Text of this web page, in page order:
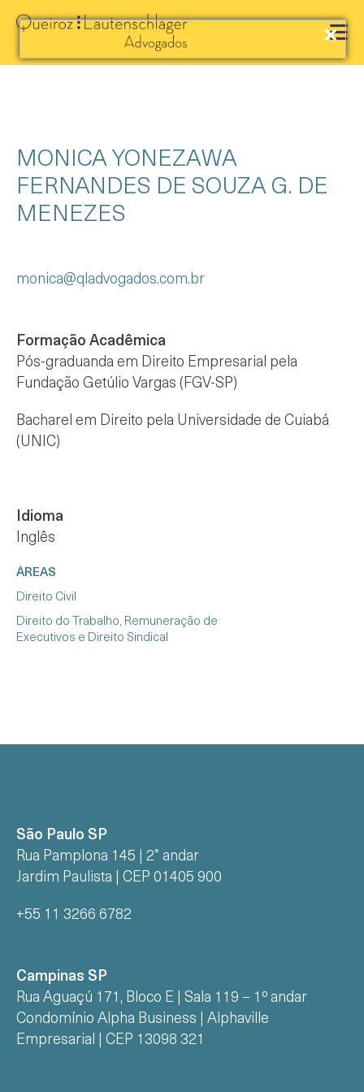
MONICA YONEZAWA
FERNANDES DE SOUZA G. DE
MENEZES
monica@qladvogados.com.br
Formação Acadêmica
Pós-graduanda em Direito Empresarial pela
Fundação Getúlio Vargas (FGV-SP)
Bacharel em Direito pela Universidade de Cuiabá
(UNIC)
Idioma
Inglês
ÁREAS
Direito Civil
Direito do Trabalho, Remuneração de
Executivos e Direito Sindical
São Paulo SP
Rua Pamplona 145 | 2° andar
Jardim Paulista | CEP 01405 900
+55 11 3266 6782
Campinas SP
Rua Aguaçú 171, Bloco E | Sala 119 – 1º andar
Condomínio Alpha Business | Alphaville
Empresarial | CEP 13098 321